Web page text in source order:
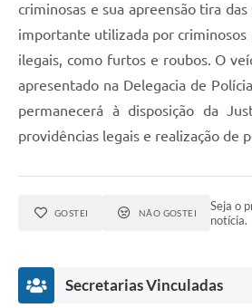
Qualifica São Roque
Sala do Empreendedor - Licenciamento
SEBRAE Aqui
Secretaria de Saúde
SIC
2ª Via de Tributos
Contato
criminosas e sua apreensão tira
importante utilizada por criminosos
ilegais, como furtos e roubos. O
apresentado na Delegacia de
permanecerá à disposição da
providências legais e realização de
GOSTEI NÃO GOSTEI
Seja o
notícia.
Secretarias Vinculadas